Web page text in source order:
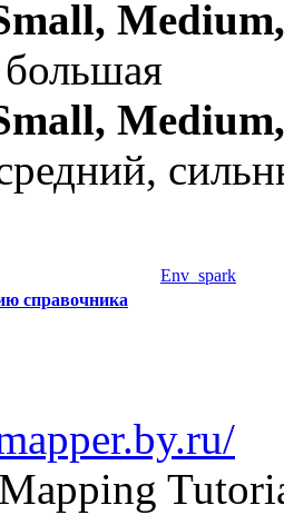
Env_spark
справочника